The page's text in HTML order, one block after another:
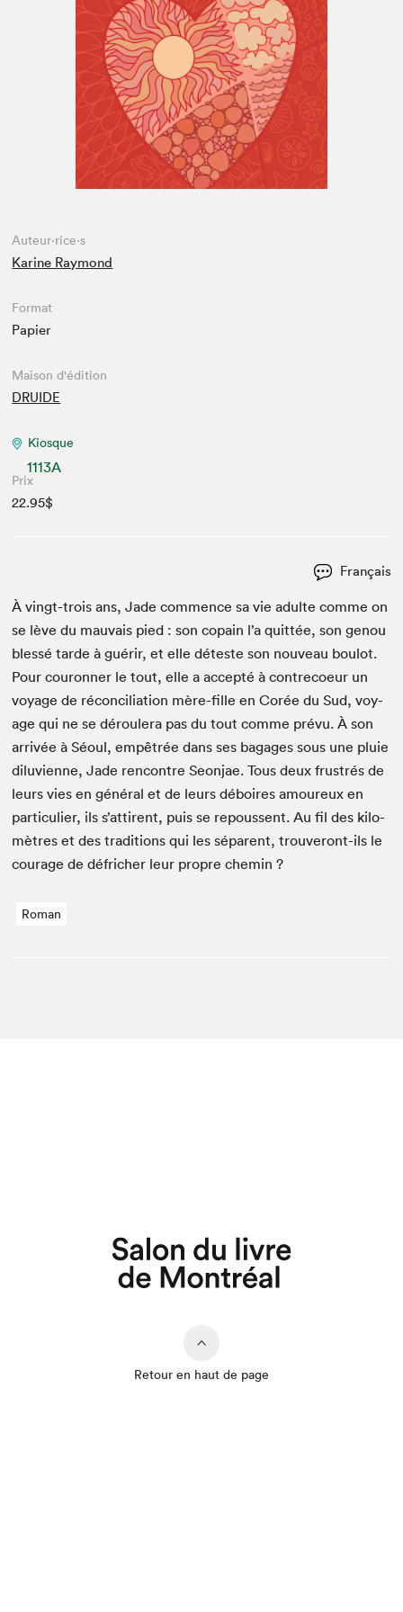
Espace médias
Auteur·rice·s
Karine Raymond
Format
Papier
Maison d'édition
DRUIDE
Kiosque
1113A
Prix
22.95$
Français
À vingt-trois ans, Jade com­mence sa vie adulte comme on
se lève du mau­vais pied : son copain l’a quit­tée, son genou
blessé tarde à guérir, et elle déteste son nou­veau boulot.
Pour couron­ner le tout, elle a accep­té à con­tre­coeur un
voy­age de réc­on­cil­i­a­tion mère-fille en Corée du Sud, voy­
age qui ne se déroulera pas du tout comme prévu. À son
arrivée à Séoul, empêtrée dans ses bagages sous une pluie
dilu­vi­enne, Jade ren­con­tre Seon­jae. Tous deux frus­trés de
leurs vies en général et de leurs déboires amoureux en
par­ti­c­uli­er, ils s’attirent, puis se repoussent. Au fil des kilo­
mètres et des tra­di­tions qui les sépar­ent, trou­veront-ils le
courage de défrich­er leur pro­pre chemin ?
Roman
Retour en haut de page